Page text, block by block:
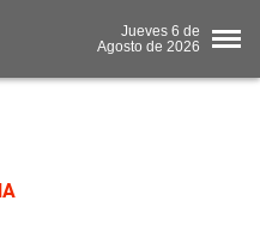
Jueves 6 de
Agosto de 2026